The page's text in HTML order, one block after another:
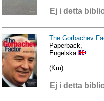
Ej i detta
The Gorbachev
Paperback,
Engelska
(Km)
Ej i detta